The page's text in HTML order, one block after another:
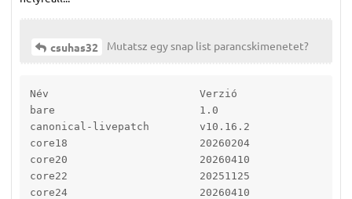
csuhas32 Mutatsz egy snap list parancskimenetet?
Név                        Verzió
bare                       1.0
canonical-livepatch        v10.16.2
core18                     20260204
core20                     20260410
core22                     20251125
core24                     20260410